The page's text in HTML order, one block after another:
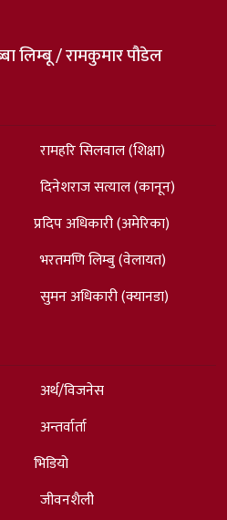
लिम्बू / रामकुमार पौडेल
रामहरि सिलवाल (शिक्षा)
दिनेशराज सत्याल (कानून)
प्रदिप अधिकारी (अमेरिका)
भरतमणि लिम्बु (वेलायत)
सुमन अधिकारी (क्यानडा)
अर्थ/विजनेस
अन्तर्वार्ता
भिडियो
जीवनशैली